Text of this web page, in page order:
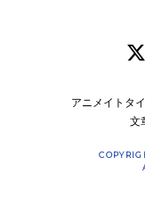
アニメイトタ
文